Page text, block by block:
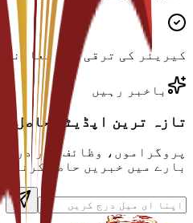
کیریئر کی ترقی میں معاونت
باخبر رہیں
تازہ ترین اپڈیٹس حاصل
پروگراموں، وظائف اور
بارے میں خبریں حاصل کرنے